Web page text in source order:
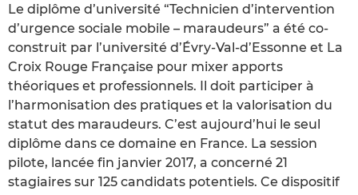
Le diplôme d’université “Technicien d’intervention
d’urgence sociale mobile – maraudeurs” a été co-
construit par l’université d’Évry-Val-d’Essonne et La
Croix Rouge Française pour mixer apports
théoriques et professionnels. Il doit participer à
l’harmonisation des pratiques et la valorisation du
statut des maraudeurs. C’est aujourd’hui le seul
diplôme dans ce domaine en France. La session
pilote, lancée fin janvier 2017, a concerné 21
stagiaires sur 125 candidats potentiels. Ce dispositif